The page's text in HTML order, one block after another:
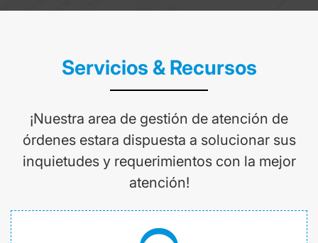
Servicios & Recursos
¡Nuestra area de gestión de atención de
órdenes estara dispuesta a solucionar sus
inquietudes y requerimientos con la mejor
atención!